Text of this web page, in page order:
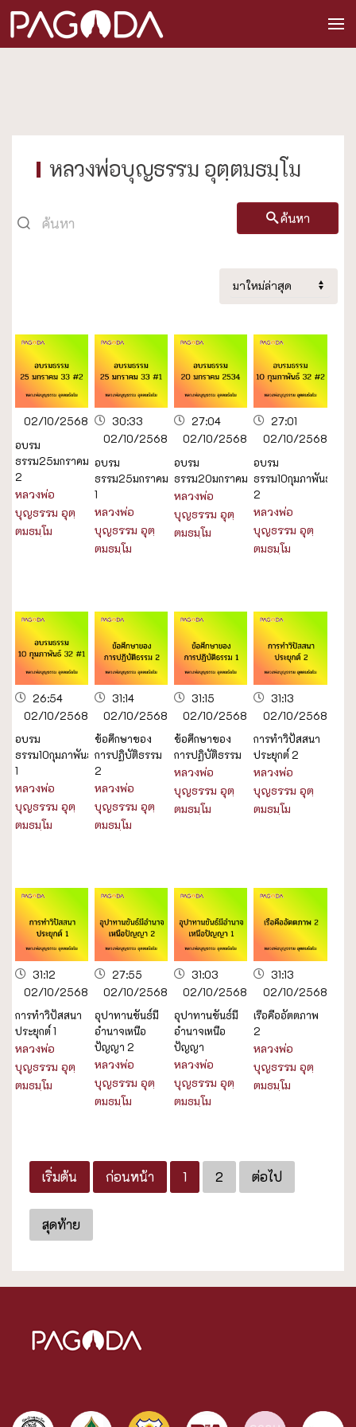
หลวงพ่อบุญธรรม อุตฺตมธมฺโม
ค้นหา
02/10/2568
อบรม
ธรรม25มกราคม2533
2
หลวงพ่อ
บุญธรรม อุตฺ
ตมธมฺโม
30:33
02/10/2568
อบรม
ธรรม25มกราคม2533
1
หลวงพ่อ
บุญธรรม อุตฺ
ตมธมฺโม
27:04
02/10/2568
อบรม
ธรรม20มกราคม2534
หลวงพ่อ
บุญธรรม อุตฺ
ตมธมฺโม
27:01
02/10/2568
อบรม
ธรรม10กุมภาพันธ์
2
หลวงพ่อ
บุญธรรม อุตฺ
ตมธมฺโม
26:54
02/10/2568
อบรม
ธรรม10กุมภาพันธ์2532
1
หลวงพ่อ
บุญธรรม อุตฺ
ตมธมฺโม
31:14
02/10/2568
ข้อศึกษาของ
การปฏิบัติธรรม
2
หลวงพ่อ
บุญธรรม อุตฺ
ตมธมฺโม
31:15
02/10/2568
ข้อศึกษาของ
การปฏิบัติธรรม
หลวงพ่อ
บุญธรรม อุตฺ
ตมธมฺโม
31:13
02/10/2568
การทำวิปัสสนา
ประยุกต์ 2
หลวงพ่อ
บุญธรรม อุตฺ
ตมธมฺโม
31:12
02/10/2568
การทำวิปัสสนา
ประยุกต์ 1
หลวงพ่อ
บุญธรรม อุตฺ
ตมธมฺโม
27:55
02/10/2568
อุปาทานขันธ์มี
อำนาจเหนือ
ปัญญา 2
หลวงพ่อ
บุญธรรม อุตฺ
ตมธมฺโม
31:03
02/10/2568
อุปาทานขันธ์มี
อำนาจเหนือ
ปัญญา
หลวงพ่อ
บุญธรรม อุตฺ
ตมธมฺโม
31:13
02/10/2568
เรือคืออัตตภาพ
2
หลวงพ่อ
บุญธรรม อุตฺ
ตมธมฺโม
เริ่มต้น ก่อนหน้า 1 2 ต่อไป
สุดท้าย